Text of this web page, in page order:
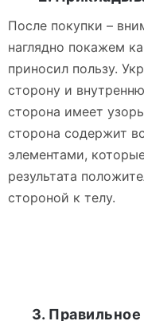
После покупки –
наглядно покажем
приносил пользу.
сторону и
сторона имеет
сторона содержит
элементами,
результата
стороной к телу.
3.